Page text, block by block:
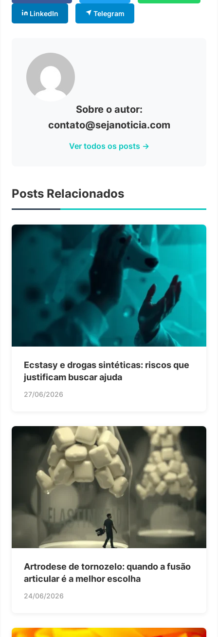
LinkedIn Telegram
Sobre o autor:
contato@sejanoticia.com
Ver todos os posts →
Posts Relacionados
Ecstasy e drogas sintéticas: riscos que
justificam buscar ajuda
27/06/2026
Artrodese de tornozelo: quando a fusão
articular é a melhor escolha
24/06/2026